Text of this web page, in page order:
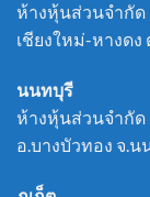
ห้างหุ้นส่วนจำกัด
เชียงใหม่-หางดง
นนทบุรี
ห้างหุ้นส่วนจำกัด
อ.บางบัวทอง จ.น